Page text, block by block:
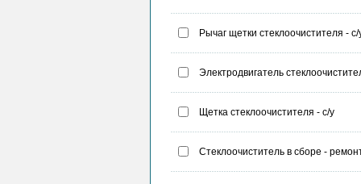
Рычаг щетки стеклоочистителя - с/
Электродвигатель
Щетка стеклоочистителя - с/у
Стеклоочиститель в сборе -